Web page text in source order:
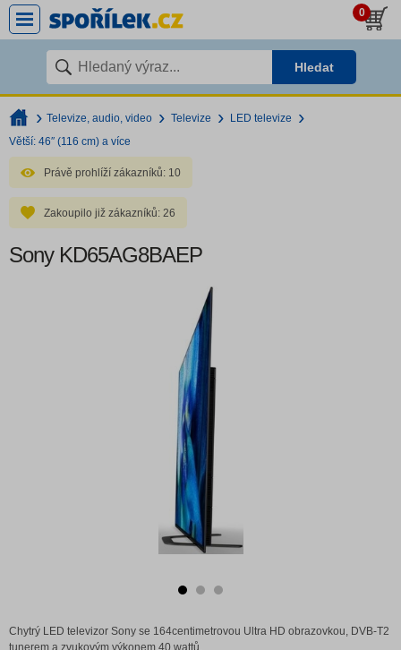
0
Hledat
Televize, audio, video Televize
LED televize
Větší: 46″ (116 cm) a více
Právě prohlíží zákazníků: 10
Zakoupilo již zákazníků: 26
Sony KD65AG8BAEP
Chytrý LED televizor Sony se 164centimetrovou Ultra HD obrazovkou, DVB-T2
tunerem a zvukovým výkonem 40 wattů.